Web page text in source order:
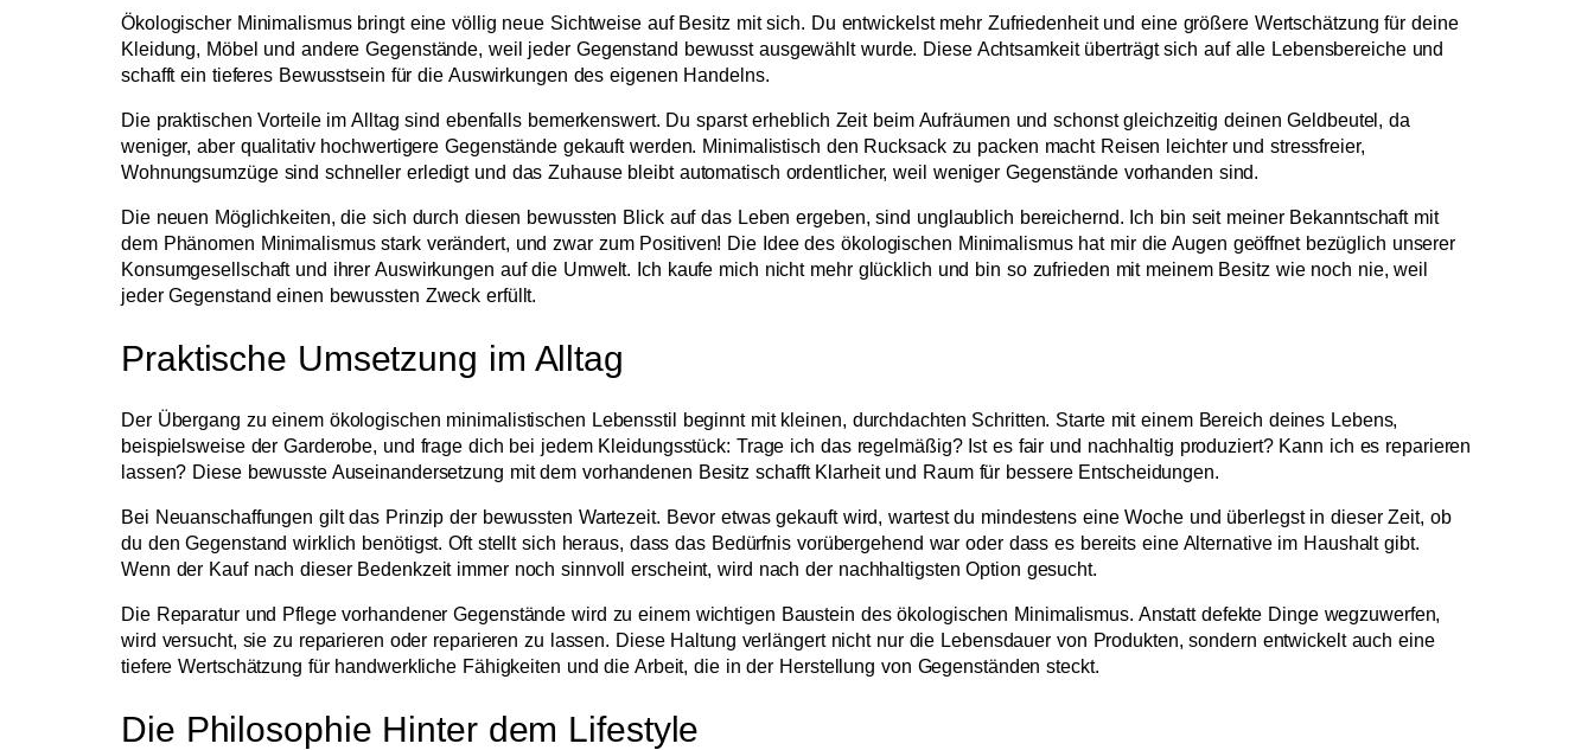
Ökologischer Minimalismus bringt eine völlig neue Sichtweise auf Besitz mit sich. Du entwickelst mehr Zufriedenheit und eine größere Wertschätzung für deine
Kleidung, Möbel und andere Gegenstände, weil jeder Gegenstand bewusst ausgewählt wurde. Diese Achtsamkeit überträgt sich auf alle Lebensbereiche und
schafft ein tieferes Bewusstsein für die Auswirkungen des eigenen Handelns.
Die praktischen Vorteile im Alltag sind ebenfalls bemerkenswert. Du sparst erheblich Zeit beim Aufräumen und schonst gleichzeitig deinen Geldbeutel, da
weniger, aber qualitativ hochwertigere Gegenstände gekauft werden. Minimalistisch den Rucksack zu packen macht Reisen leichter und stressfreier,
Wohnungsumzüge sind schneller erledigt und das Zuhause bleibt automatisch ordentlicher, weil weniger Gegenstände vorhanden sind.
Die neuen Möglichkeiten, die sich durch diesen bewussten Blick auf das Leben ergeben, sind unglaublich bereichernd. Ich bin seit meiner Bekanntschaft mit
dem Phänomen Minimalismus stark verändert, und zwar zum Positiven! Die Idee des ökologischen Minimalismus hat mir die Augen geöffnet bezüglich unserer
Konsumgesellschaft und ihrer Auswirkungen auf die Umwelt. Ich kaufe mich nicht mehr glücklich und bin so zufrieden mit meinem Besitz wie noch nie, weil
jeder Gegenstand einen bewussten Zweck erfüllt.
Praktische Umsetzung im Alltag
Der Übergang zu einem ökologischen minimalistischen Lebensstil beginnt mit kleinen, durchdachten Schritten. Starte mit einem Bereich deines Lebens,
beispielsweise der Garderobe, und frage dich bei jedem Kleidungsstück: Trage ich das regelmäßig? Ist es fair und nachhaltig produziert? Kann ich es reparieren
lassen? Diese bewusste Auseinandersetzung mit dem vorhandenen Besitz schafft Klarheit und Raum für bessere Entscheidungen.
Bei Neuanschaffungen gilt das Prinzip der bewussten Wartezeit. Bevor etwas gekauft wird, wartest du mindestens eine Woche und überlegst in dieser Zeit, ob
du den Gegenstand wirklich benötigst. Oft stellt sich heraus, dass das Bedürfnis vorübergehend war oder dass es bereits eine Alternative im Haushalt gibt.
Wenn der Kauf nach dieser Bedenkzeit immer noch sinnvoll erscheint, wird nach der nachhaltigsten Option gesucht.
Die Reparatur und Pflege vorhandener Gegenstände wird zu einem wichtigen Baustein des ökologischen Minimalismus. Anstatt defekte Dinge wegzuwerfen,
wird versucht, sie zu reparieren oder reparieren zu lassen. Diese Haltung verlängert nicht nur die Lebensdauer von Produkten, sondern entwickelt auch eine
tiefere Wertschätzung für handwerkliche Fähigkeiten und die Arbeit, die in der Herstellung von Gegenständen steckt.
Die Philosophie Hinter dem Lifestyle